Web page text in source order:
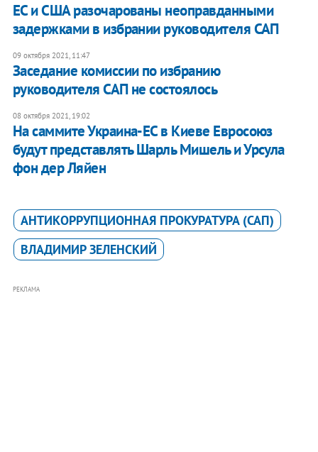
ЕС и США разочарованы неоправданными
задержками в избрании руководителя САП
09 октября 2021, 11:47
Заседание комиссии по избранию
руководителя САП не состоялось
08 октября 2021, 19:02
На саммите Украина-ЕС в Киеве Евросоюз
будут представлять Шарль Мишель и Урсула
фон дер Ляйен
АНТИКОРРУПЦИОННАЯ ПРОКУРАТУРА (САП)
ВЛАДИМИР ЗЕЛЕНСКИЙ
РЕКЛАМА